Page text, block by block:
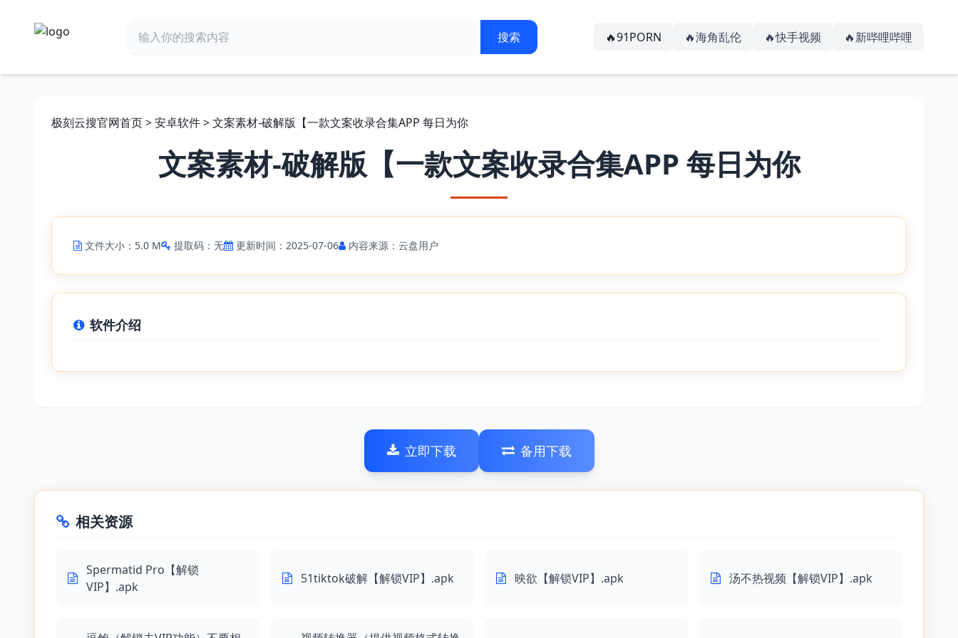
🔥91PORN 🔥海角乱伦 🔥快手视频 🔥新哔哩哔哩
极刻云搜官网首页>安卓软件> 文案素材-破解版【一款文案收录合集APP 每日为你
文案素材-破解版【一款文案收录合集APP 每日为你
文件大小：5.0 M 提取码：无 更新时间：2025-07-06 内容来源：云盘用户
软件介绍
立即下载 备用下载
相关资源
Spermatid Pro【解锁
VIP】.apk
51tiktok破解【解锁VIP】.apk 映欲【解锁VIP】.apk 汤不热视频【解锁VIP】.apk